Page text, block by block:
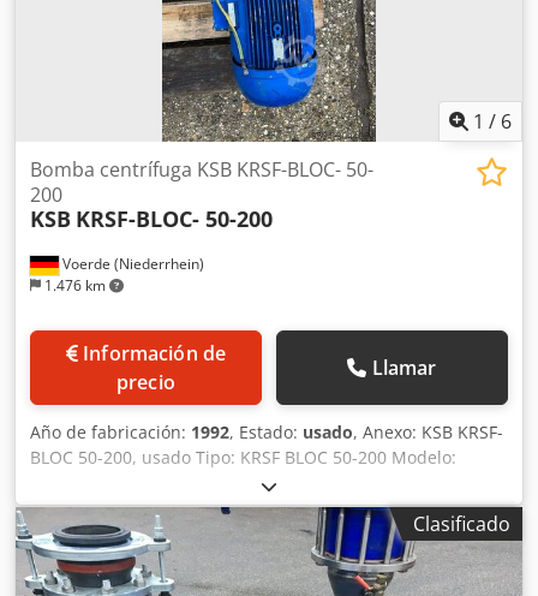
1 / 6
Voerde (Niederrhein)
1.476 km
Bomba centrífuga KSB KRSF-BLOC- 50-
200
KSB KRSF-BLOC- 50-200
Información de
precio
Llamar
Año de fabricación: 1992, Estado: usado, Anexo: KSB KRSF-
BLOC 50-200, usado Tipo: KRSF BLOC 50-200 Modelo:
Bomba centrífuga – también bomba para agua filtrada Año
de fabricación: 1992 Dedoiztvaopfx Ab Rsck N.º de pedido:
5-L40-757 504/2 Caudal: 9,70 l/s Altura manométrica: 12 m
Velocidad: 1450 1/min Antes del envío: Prueba de
funcionamiento.
Clasificado